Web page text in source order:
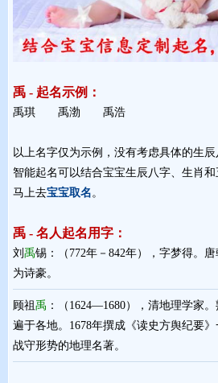
禹 - 起名示例：
禹琪 禹渤 禹浩
以上名字仅为示例，没有考虑具体的生
智能起名可以结合宝宝生辰八字、生肖和
马上去宝宝取名。
禹 - 名人起名用字：
刘 禹锡：（772年－842年），字梦得。
为诗豪。
顾祖 禹 ：（1624—1680），清地理学家
遍于各地。1678年撰成《读史方舆纪要》
战守形势的地理名著。